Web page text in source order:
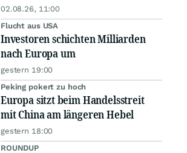
02.08.26, 11:00
Flucht aus USA
Investoren schichten Milliarden
nach Europa um
gestern 19:00
Peking pokert zu hoch
Europa sitzt beim Handelsstreit
mit China am längeren Hebel
gestern 18:00
ROUNDUP